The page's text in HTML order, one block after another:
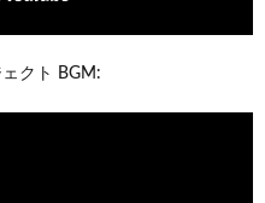
クト BGM: